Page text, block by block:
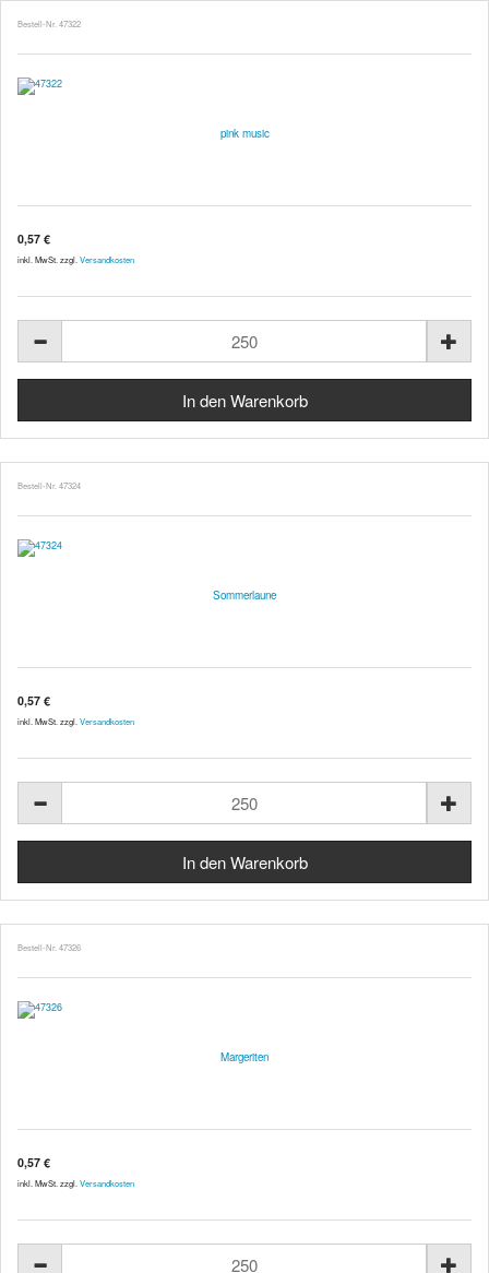
Bestell-Nr. 47322
pink music
0,57 €
inkl. MwSt. zzgl. Versandkosten
Bestell-Nr. 47324
Sommerlaune
0,57 €
inkl. MwSt. zzgl. Versandkosten
Bestell-Nr. 47326
Margeriten
0,57 €
inkl. MwSt. zzgl. Versandkosten